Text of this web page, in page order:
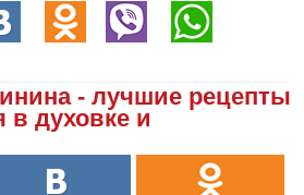
- лучшие рецепты
в духовке и